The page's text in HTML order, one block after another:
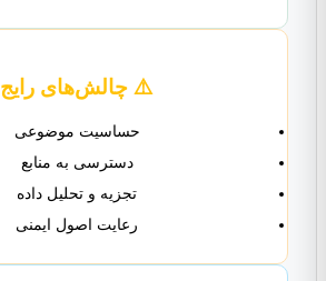
⚠️ چالش‌های رایج
حساسیت موضوعی
دسترسی به منابع
تجزیه و تحلیل داده
رعایت اصول ایمنی